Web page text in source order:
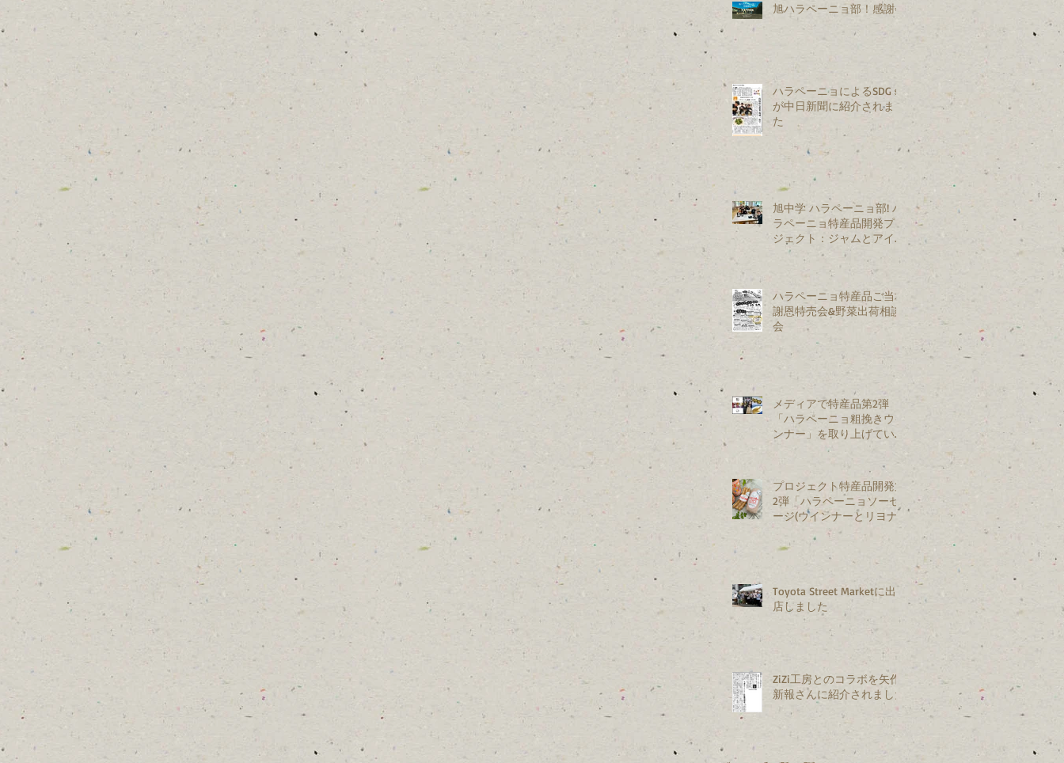
旭ハラペーニョ部！感謝会
ハラペーニョによるSDGｓ
が中日新聞に紹介されまし
た
旭中学 ハラペーニョ部! ハ
ラペーニョ特産品開発プロ
ジェクト：ジャムとアイス
を試作開発
ハラペーニョ特産品ご当地
謝恩特売会&野菜出荷相談
会
メディアで特産品第2弾
「ハラペーニョ粗挽きウイ
ンナー」を取り上げていた
だきました
プロジェクト特産品開発第
2弾「ハラペーニョソーセ
ージ(ウインナーとリヨナ
ー)」を新発売
Toyota Street Marketに出
店しました
ZiZi工房とのコラボを矢作
新報さんに紹介されました